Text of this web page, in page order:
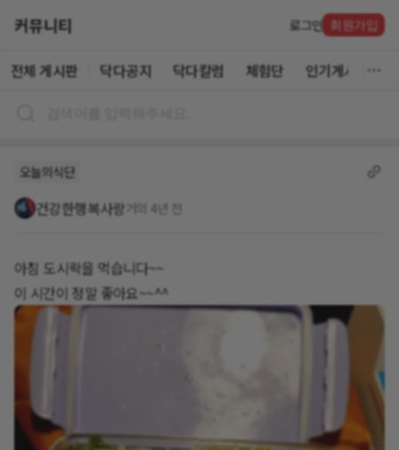
커뮤니티 로그인 회원가입
전체 게시판 닥다공지 닥다칼럼 체험단 인기게시글
오늘의식단
건강한행복사랑 거의 4년 전
아침 도시락을 먹습니다~~
이 시간이 정말 좋아요~~^^